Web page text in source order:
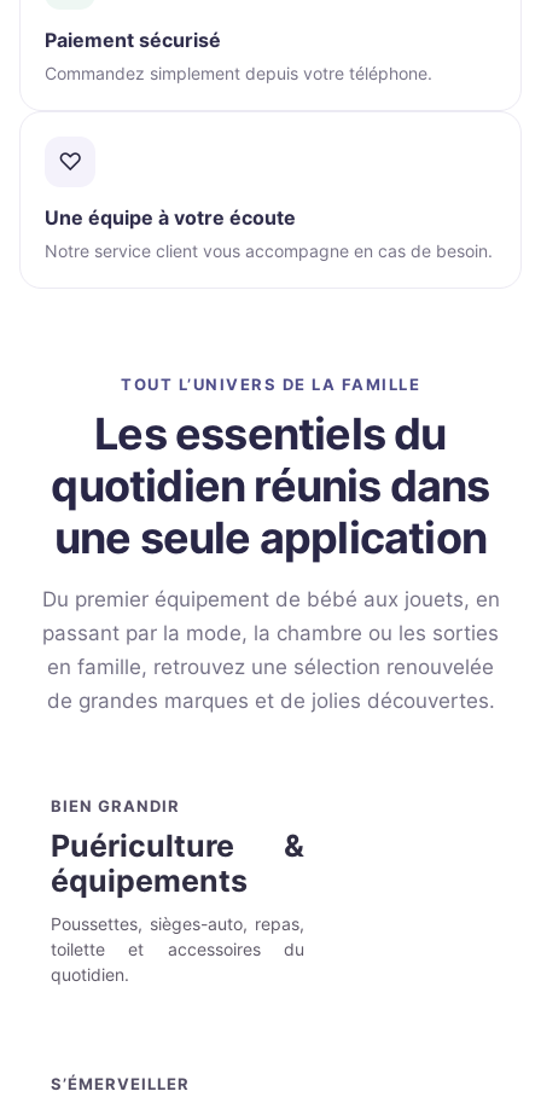
Paiement sécurisé
Commandez simplement depuis votre téléphone.
♡
Une équipe à votre écoute
Notre service client vous accompagne en cas de besoin.
TOUT L’UNIVERS DE LA FAMILLE
Les essentiels du
quotidien réunis dans
une seule application
Du premier équipement de bébé aux jouets, en
passant par la mode, la chambre ou les sorties
en famille, retrouvez une sélection renouvelée
de grandes marques et de jolies découvertes.
BIEN GRANDIR
Puériculture &
équipements
Poussettes, sièges-auto, repas,
toilette et accessoires du
quotidien.
S’ÉMERVEILLER